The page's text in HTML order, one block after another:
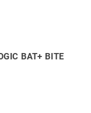
BAT+ BITE